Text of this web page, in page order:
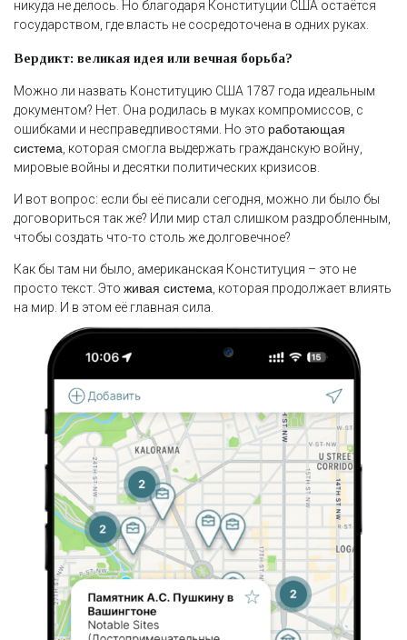
никуда не делось. Но благодаря Конституции США остаётся
государством, где власть не сосредоточена в одних руках.
Вердикт: великая идея или вечная борьба?
Можно ли назвать Конституцию США 1787 года идеальным
документом? Нет. Она родилась в муках компромиссов, с
ошибками и несправедливостями. Но это работающая
система , которая смогла выдержать гражданскую войну,
мировые войны и десятки политических кризисов.
И вот вопрос: если бы её писали сегодня, можно ли было бы
договориться так же? Или мир стал слишком раздробленным,
чтобы создать что-то столь же долговечное?
Как бы там ни было, американская Конституция – это не
просто текст. Это живая система , которая продолжает влиять
на мир. И в этом её главная сила.